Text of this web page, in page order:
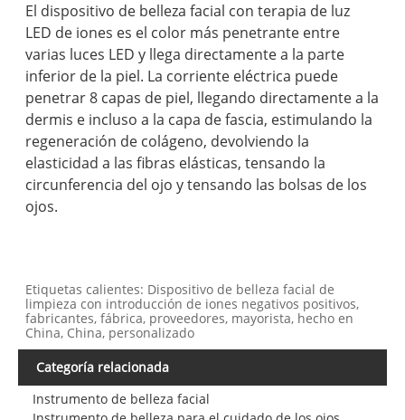
El dispositivo de belleza facial con terapia de luz
LED de iones es el color más penetrante entre
varias luces LED y llega directamente a la parte
inferior de la piel. La corriente eléctrica puede
penetrar 8 capas de piel, llegando directamente a la
dermis e incluso a la capa de fascia, estimulando la
regeneración de colágeno, devolviendo la
elasticidad a las fibras elásticas, tensando la
circunferencia del ojo y tensando las bolsas de los
ojos.
Etiquetas calientes: Dispositivo de belleza facial de
limpieza con introducción de iones negativos positivos,
fabricantes, fábrica, proveedores, mayorista, hecho en
China, China, personalizado
Categoría relacionada
Instrumento de belleza facial